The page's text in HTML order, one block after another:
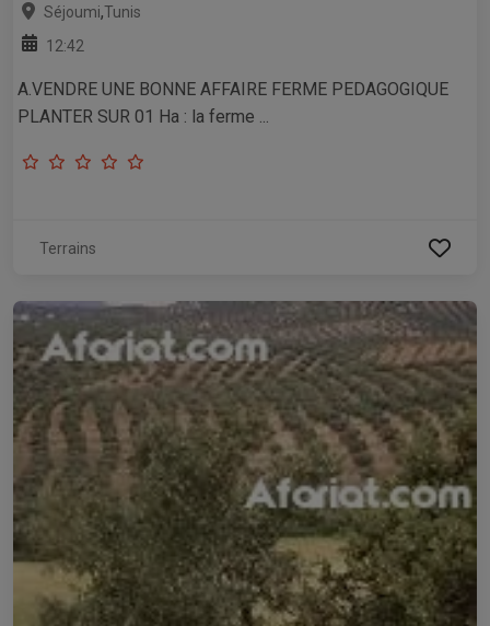
Séjoumi,Tunis
12:42
A.VENDRE UNE BONNE AFFAIRE FERME PEDAGOGIQUE
PLANTER SUR 01 Ha : la ferme ...
Terrains